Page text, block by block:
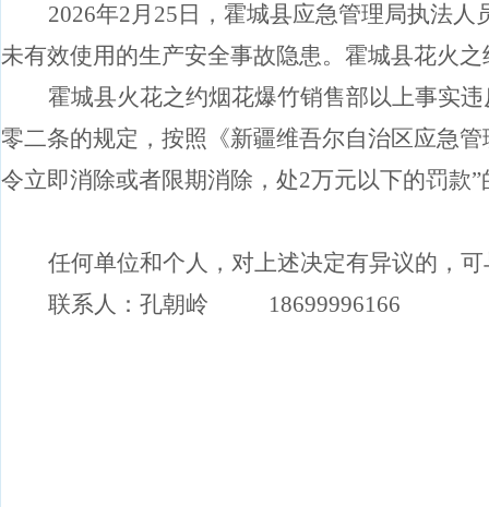
2026年2月 25 日，霍城县应急管理局执法
未有效使用的生产安全事故隐患。霍城县花火
霍城县火花之约烟花爆竹销售部以上事实
零二条的规定，按照《新疆维吾尔自治区应急
令立即消除或者限期消除，处2万元以下的罚款”
任何单位和个人，对上述决定有异议的，
联系人：孔朝岭 18699996166